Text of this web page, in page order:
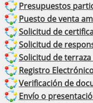
Presupuestos
Puesto de venta
Solicitud de
Solicitud de
Solicitud de
Registro
Verificación de
Envío o